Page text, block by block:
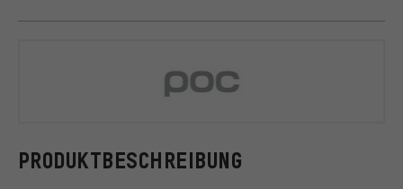
PRODUKTBESCHREIBUNG